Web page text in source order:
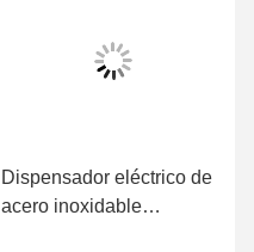
Válvula aerodinámica
rotativa de estrellas de